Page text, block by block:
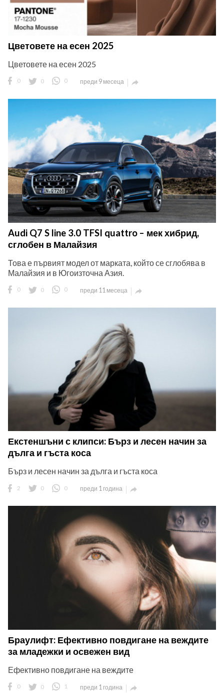
Цветовете на есен 2025
Цветовете на есен 2025
0 0 0 преди 9 месеца 
Audi Q7 S line 3.0 TFSI quattro – мек хибрид,
сглобен в Малайзия
Това е първият модел от марката, който се сглобява в
Малайзия и в Югоизточна Азия.
0 0 0 преди 11 месеца 
Екстеншъни с клипси: Бърз и лесен начин за
дълга и гъста коса
Бърз и лесен начин за дълга и гъста коса
2 0 0 преди 1 година 
Браулифт: Ефективно повдигане на веждите
за младежки и освежен вид
Ефективно повдигане на веждите
0 0 1 преди 1 година 